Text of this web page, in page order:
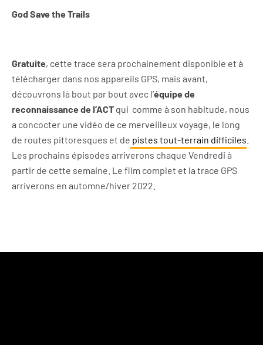
God Save the Trails
Gratuite, cette trace sera prochainement disponible et à
télécharger dans nos appareils GPS, mais avant,
découvrons là bout par bout avec l’équipe de
reconnaissance de l’ACT qui comme à son habitude, nous
a concocter une vidéo de ce merveilleux voyage, le long
de routes pittoresques et de pistes tout-terrain difficiles
Les prochains épisodes arriverons chaque Vendredi à
partir de cette semaine. Le film complet et la trace GPS
arriverons en automne/hiver 2022.